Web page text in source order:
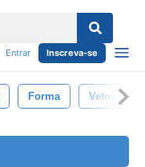
Entrar Inscreva-se
Forma Vetor